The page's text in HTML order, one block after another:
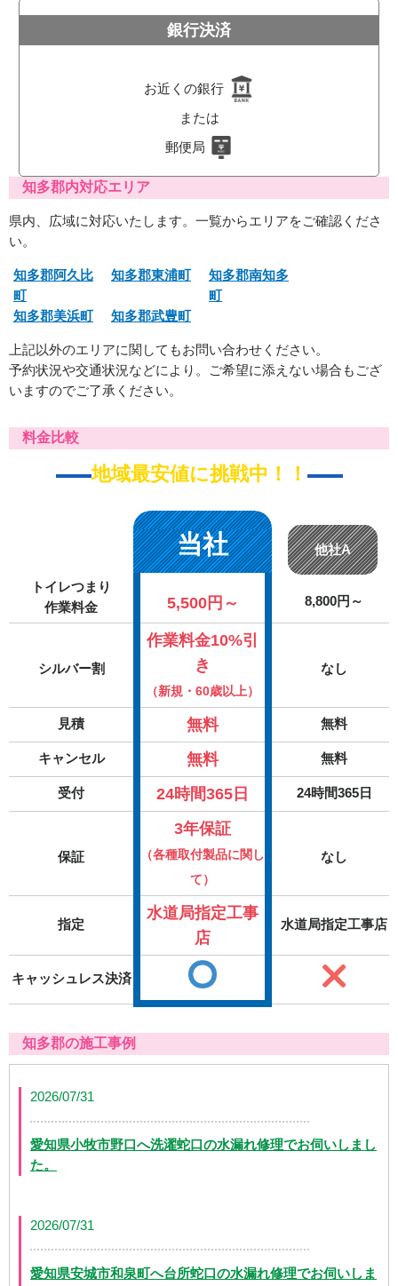
銀行決済
お近くの銀行
または
郵便局
知多郡内対応エリア
県内、広域に対応いたします。一覧からエリアをご確認くださ
い。
知多郡阿久比
町
知多郡東浦町
知多郡南知多
町
知多郡美浜町
知多郡武豊町
上記以外のエリアに関してもお問い合わせください。
予約状況や交通状況などにより。ご希望に添えない場合もござ
いますのでご了承ください。
料金比較
地域最安値に挑戦中！！
当社 他社A
トイレつまり
作業料金
5,500円～ 8,800円～
シルバー割
作業料金10%引
き
（新規・60歳以上）
なし
見積 無料 無料
キャンセル 無料 無料
受付 24時間365日 24時間365日
保証
3年保証
（各種取付製品に関し
て）
なし
指定
水道局指定工事
店
水道局指定工事店
キャッシュレス決済
知多郡の施工事例
2026/07/31
愛知県小牧市野口へ洗濯蛇口の水漏れ修理でお伺いしまし
た。
2026/07/31
愛知県安城市和泉町へ台所蛇口の水漏れ修理でお伺いしま